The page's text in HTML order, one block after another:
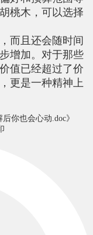
桃木，可以选择
而且还会随时间
增加。对于那些
值已经超过了价
更是一种精神上
你也会心动.doc》